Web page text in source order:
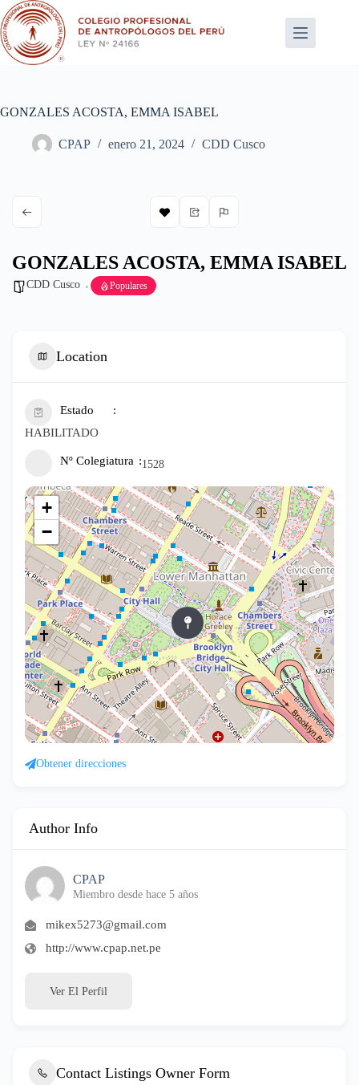
Saltar
al
contenido
GONZALES ACOSTA, EMMA ISABEL
CPAP enero 21, 2024 CDD Cusco
GONZALES ACOSTA, EMMA ISABEL
CDD Cusco Populares
Location
Estado
HABILITADO
Nº Colegiatura 1528
+
−
Obtener direcciones
Author Info
CPAP
Miembro desde hace 5 años
mikex5273@gmail.com
http://www.cpap.net.pe
Ver El Perfil
Contact Listings Owner Form